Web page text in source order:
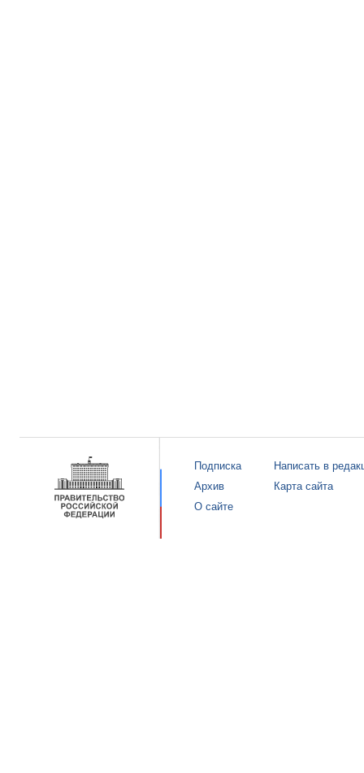
Подписка
Архив
О сайте
Написать в
Карта сайта